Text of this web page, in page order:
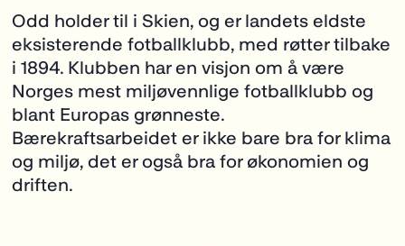
Odd holder til i Skien, og er landets eldste
eksisterende fotballklubb, med røtter tilbake
i 1894. Klubben har en visjon om å være
Norges mest miljøvennlige fotballklubb og
blant Europas grønneste.
Bærekraftsarbeidet er ikke bare bra for klima
og miljø, det er også bra for økonomien og
driften.